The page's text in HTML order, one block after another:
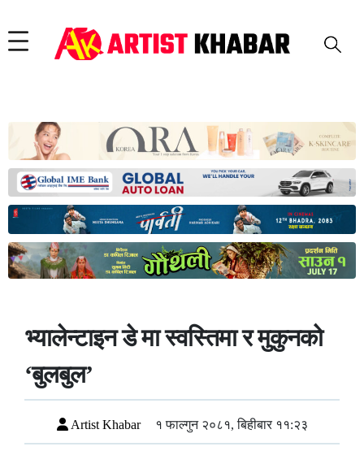
भ्यालेन्टाइन डे मा स्वस्तिमा र मुकुनको
‘बुलबुल’
Artist Khabar १ फाल्गुन २०८१, बिहीबार ११:२३